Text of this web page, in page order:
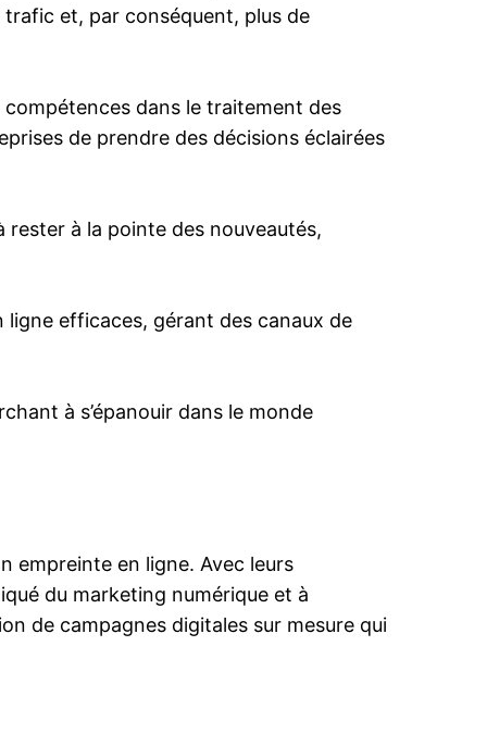
et, par conséquent, plus de
dans le traitement des
de prendre des décisions éclairées
rester à la pointe des nouveautés,
efficaces, gérant des canaux de
à s’épanouir dans le monde
empreinte en ligne. Avec leurs
du marketing numérique et à
de campagnes digitales sur mesure qui